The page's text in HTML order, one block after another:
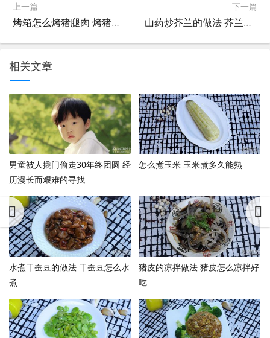
上一篇
烤箱怎么烤猪腿肉 烤猪腿肉的做法
下一篇
山药炒芥兰的做法 芥兰和山药怎么炒
相关文章
男童被人撬门偷走30年终团圆 经
历漫长而艰难的寻找
怎么煮玉米 玉米煮多久能熟
水煮干蚕豆的做法 干蚕豆怎么水
煮
猪皮的凉拌做法 猪皮怎么凉拌好
吃